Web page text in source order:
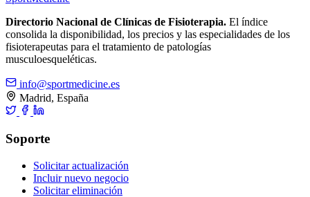
Directorio Nacional de Clínicas de Fisioterapia. El índice
consolida la disponibilidad, los precios y las especialidades de los
fisioterapeutas para el tratamiento de patologías
musculoesqueléticas.
info@sportmedicine.es
Madrid, España
Soporte
Solicitar actualización
Incluir nuevo negocio
Solicitar eliminación